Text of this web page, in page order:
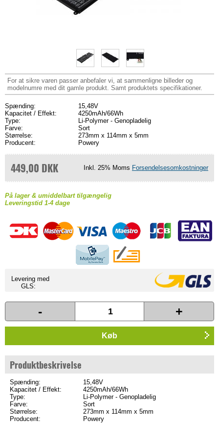
For at sikre varen passer anbefaler vi, at sammenligne billeder og
modelnumre med dit gamle produkt. Samt produktets specifikationer.
Spænding:
15,48V
Kapacitet / Effekt:
4250mAh/66Wh
Type:
Li-Polymer - Genopladelig
Farve:
Sort
Størrelse:
273mm x 114mm x 5mm
Producent:
Powery
449,00 DKK Inkl. 25% Moms Forsendelsesomkostninger
På lager & umiddelbart tilgængelig
Leveringstid 1-4 dage
Levering med
GLS:
- +
Køb
Produktbeskrivelse
Spænding:
15,48V
Kapacitet / Effekt:
4250mAh/66Wh
Type:
Li-Polymer - Genopladelig
Farve:
Sort
Størrelse:
273mm x 114mm x 5mm
Producent:
Powery